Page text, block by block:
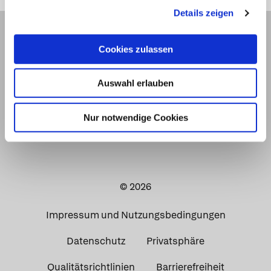
Details zeigen
Cookies zulassen
Auswahl erlauben
Nur notwendige Cookies
© 2026
Impressum und Nutzungsbedingungen
Datenschutz Privatsphäre
Qualitätsrichtlinien Barrierefreiheit